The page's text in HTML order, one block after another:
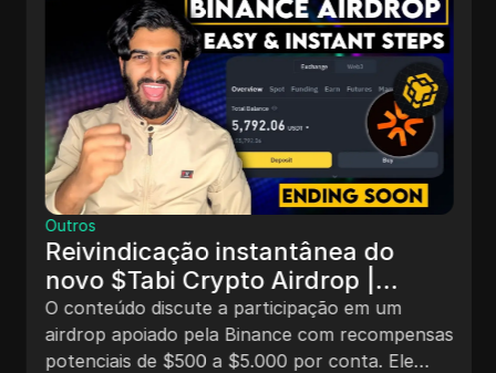
Outros
Reivindicação instantânea do
novo $Tabi Crypto Airdrop |
Projeto Crypto apoiado pela
Binance #airdrop #new_airdrop
O conteúdo discute a participação em um
airdrop apoiado pela Binance com recompensas
potenciais de $500 a $5.000 por conta. Ele